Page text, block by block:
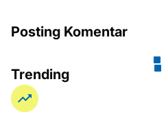
Posting Komentar
Trending